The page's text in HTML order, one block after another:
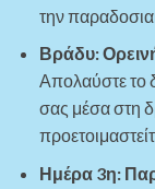
την
Βράδυ:
Απολαύστε το
σας μέσα στη
Ημέρα 3η: